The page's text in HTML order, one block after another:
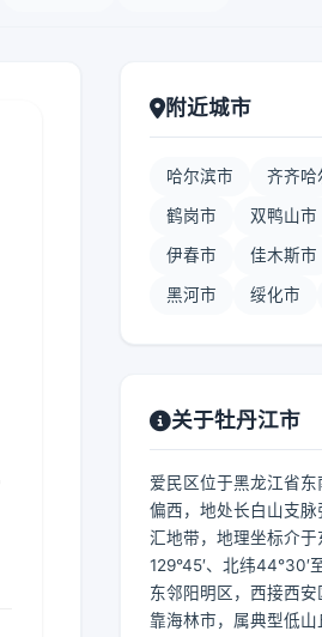
附近城市
哈尔滨市 齐齐哈
鹤岗市 双鸭山市
伊春市 佳木斯市
黑河市 绥化市
关于牡丹江市
爱民区位于黑龙江省
偏西，地处长白山支
汇地带，地理坐标介于
129°45′、北纬44°30′
东邻阳明区，西接西
靠海林市，属典型低